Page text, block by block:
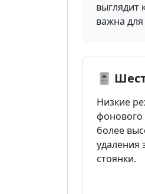
выглядит
важна
🎚️
Низкие
фонового
более
удаления
стоянки.